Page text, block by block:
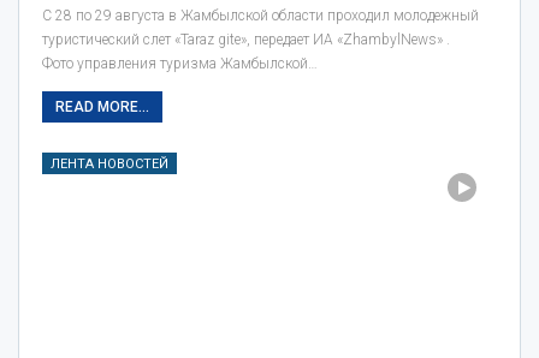
С 28 по 29 августа в Жамбылской области проходил молодежный
туристический слет «Taraz gite», передает ИА «ZhambylNews» .
Фото управления туризма Жамбылской…
READ MORE...
ЛЕНТА НОВОСТЕЙ